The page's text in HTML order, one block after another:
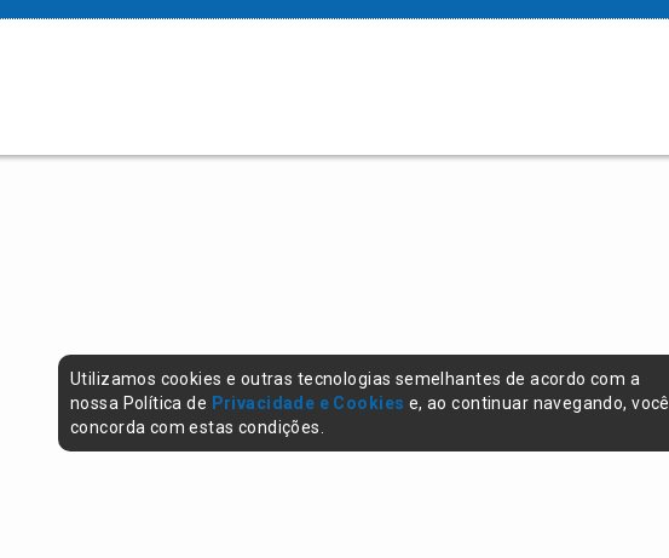
Utilizamos cookies e outras tecnologias semelhantes de acordo com a
nossa Política de Privacidade e Cookies e, ao continuar navegando, você
concorda com estas condições.